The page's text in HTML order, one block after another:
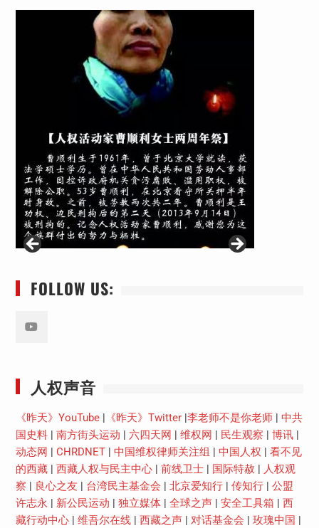
FOLLOW US:
人权声音
《昨天》YouTube| 《昨天》Twitter| 李老师不是你老师| 中共
国史料| 南方街头运动 六四天网 维权网 民生观察 博讯|
动态网
CHRDNET| 中国维权律师关注组 中国人权
看不见
的西藏| 西藏人权与民主中心| 前线卫士| 国际特赦
人权观
察
良心之友 台湾民主基金会 北京爱知行| 传知行| 公盟
许志永
新公民运动 独立媒体| 全球之声| 安全工具箱
西
藏行动中心| 维吾尔在线| 西藏之声| 对话基金会 玫瑰中国